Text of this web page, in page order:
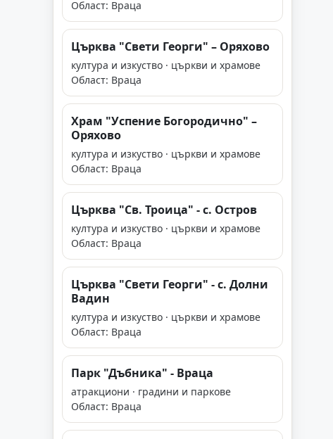
Област: Враца
Църква "Свети Георги" – Оряхово
култура и изкуство · църкви и храмове
Област: Враца
Храм "Успение Богородично" –
Оряхово
култура и изкуство · църкви и храмове
Област: Враца
Църква "Св. Троица" - с. Остров
култура и изкуство · църкви и храмове
Област: Враца
Църква "Свети Георги" - с. Долни
Вадин
култура и изкуство · църкви и храмове
Област: Враца
Парк "Дъбника" - Враца
атракциони · градини и паркове
Област: Враца